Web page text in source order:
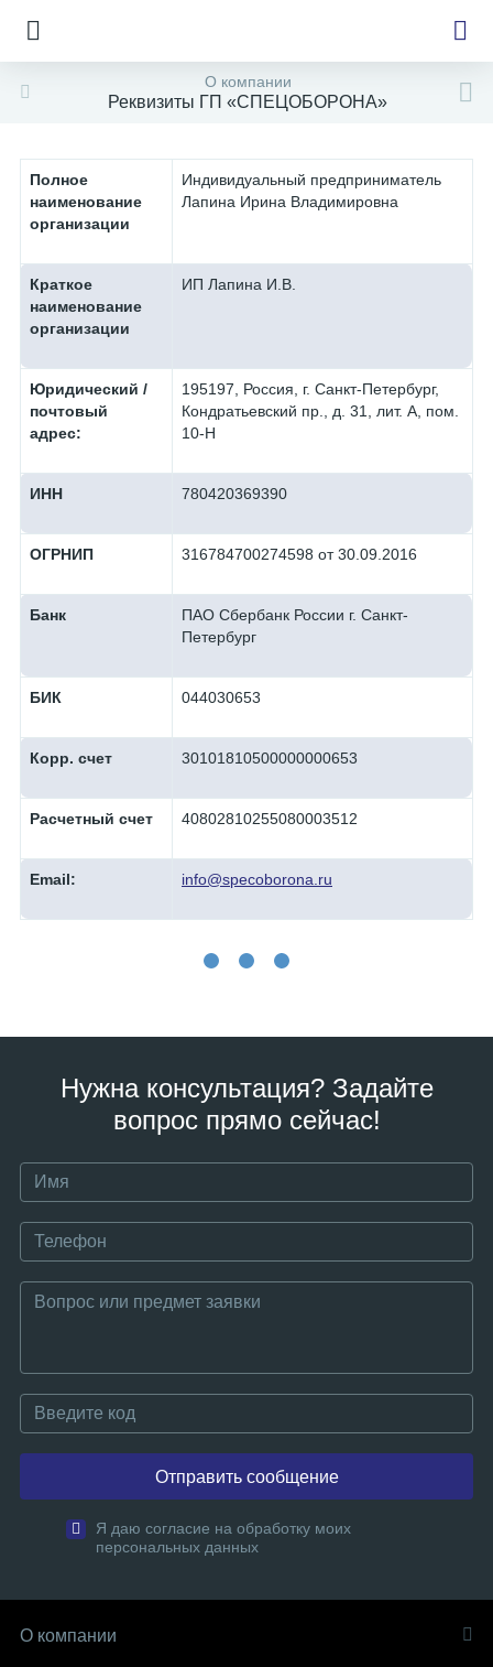
О компании
Реквизиты ГП «СПЕЦОБОРОНА»
Полное
наименование
организации
Индивидуальный предприниматель
Лапина Ирина Владимировна
Краткое
наименование
организации
ИП Лапина И.В.
Юридический /
почтовый
адрес:
195197, Россия, г. Санкт-Петербург,
Кондратьевский пр., д. 31, лит. А, пом.
10-Н
ИНН 780420369390
ОГРНИП 316784700274598 от 30.09.2016
Банк
ПАО Сбербанк России г. Санкт-
Петербург
БИК 044030653
Корр. счет 30101810500000000653
Расчетный счет 40802810255080003512
Email: info@specoborona.ru
Нужна консультация? Задайте
вопрос прямо сейчас!
Отправить сообщение
Я даю согласие на обработку моих
персональных данных
О компании